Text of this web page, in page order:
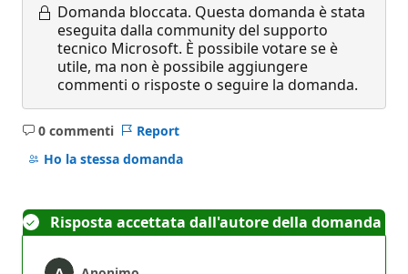
Domanda bloccata. Questa domanda è stata
eseguita dalla community del supporto
tecnico Microsoft. È possibile votare se è
utile, ma non è possibile aggiungere
commenti o risposte o seguire la domanda.
0 commenti
Nessun
commento
Report
Ho la stessa domanda
Risposta accettata dall'autore della domanda